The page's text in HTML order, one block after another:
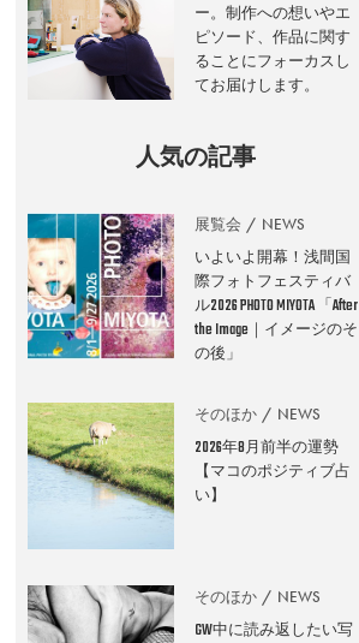
ー。制作への想いやエ
ピソード、作品に関す
ることにフォーカスし
てお届けします。
人気の記事
展覧会 NEWS
いよいよ開幕！浅間国
際フォトフェスティバ
ル2026 PHOTO MIYOTA 「After
the Image｜イメージのそ
の後」
そのほか NEWS
2026年8月前半の運勢
【マコのポジティブ占
い】
そのほか NEWS
GW中に読み返したい写